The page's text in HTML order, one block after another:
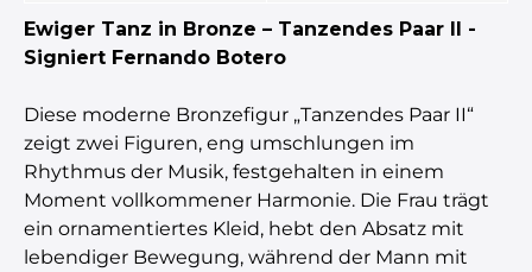
Ewiger Tanz in Bronze – Tanzendes Paar II -
Signiert Fernando Botero
Diese moderne Bronzefigur „Tanzendes Paar II“
zeigt zwei Figuren, eng umschlungen im
Rhythmus der Musik, festgehalten in einem
Moment vollkommener Harmonie. Die Frau trägt
ein ornamentiertes Kleid, hebt den Absatz mit
lebendiger Bewegung, während der Mann mit